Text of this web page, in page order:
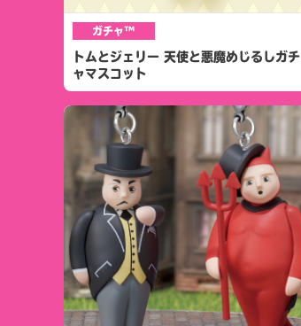
ガチャ™
トムとジェリー 天使と悪魔めじるしガチ
ャマスコット